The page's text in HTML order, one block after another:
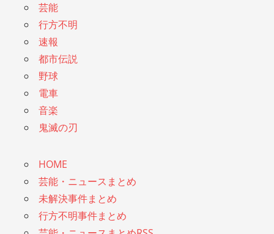
芸能
行方不明
速報
都市伝説
野球
電車
音楽
鬼滅の刃
HOME
芸能・ニュースまとめ
未解決事件まとめ
行方不明事件まとめ